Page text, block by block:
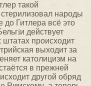
такой
народы
Гитлера всё это
действует
происходит
выходит за
католицизм на
в прежней
другой обряд